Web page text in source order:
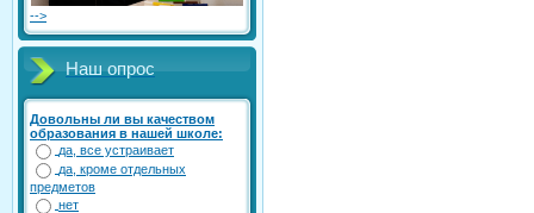
-->
Наш опрос
Довольны ли вы качеством
образования в нашей школе:
да, все устраивает
да, кроме отдельных
предметов
нет